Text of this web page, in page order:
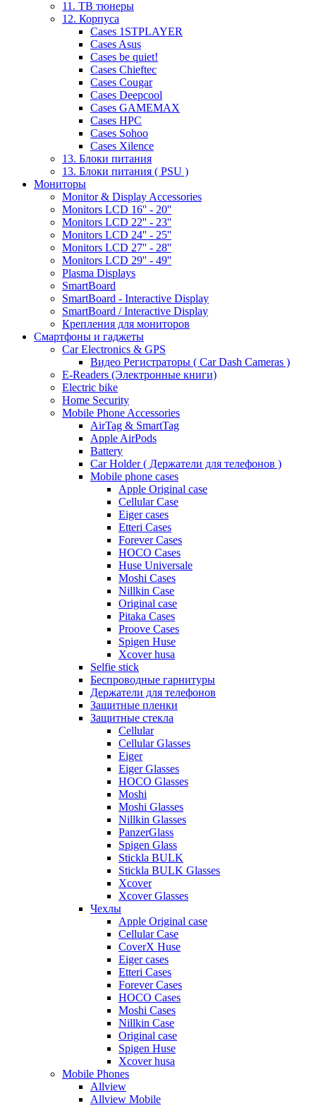
11. ТВ тюнеры
12. Корпуса
Cases 1STPLAYER
Cases Asus
Cases be quiet!
Cases Chieftec
Cases Cougar
Cases Deepcool
Cases GAMEMAX
Cases HPC
Cases Sohoo
Cases Xilence
13. Блоки питания
13. Блоки питания ( PSU )
Мониторы
Monitor & Display Accessories
Monitors LCD 16'' - 20''
Monitors LCD 22'' - 23''
Monitors LCD 24'' - 25''
Monitors LCD 27'' - 28''
Monitors LCD 29'' - 49''
Plasma Displays
SmartBoard
SmartBoard - Interactive Display
SmartBoard / Interactive Display
Крепления для мониторов
Смартфоны и гаджеты
Car Electronics & GPS
Видео Регистраторы ( Car Dash Cameras )
E-Readers (Электронные книги)
Electric bike
Home Security
Mobile Phone Accessories
AirTag & SmartTag
Apple AirPods
Battery
Car Holder ( Держатели для телефонов )
Mobile phone cases
Apple Original case
Cellular Case
Eiger cases
Etteri Cases
Forever Cases
HOCO Cases
Huse Universale
Moshi Cases
Nillkin Case
Original case
Pitaka Cases
Proove Cases
Spigen Huse
Xcover husa
Selfie stick
Беспроводные гарнитуры
Держатели для телефонов
Защитные пленки
Защитные стекла
Cellular
Cellular Glasses
Eiger
Eiger Glasses
HOCO Glasses
Moshi
Moshi Glasses
Nillkin Glasses
PanzerGlass
Spigen Glass
Stickla BULK
Stickla BULK Glasses
Xcover
Xcover Glasses
Чехлы
Apple Original case
Cellular Case
CoverX Huse
Eiger cases
Etteri Cases
Forever Cases
HOCO Cases
Moshi Cases
Nillkin Case
Original case
Spigen Huse
Xcover husa
Mobile Phones
Allview
Allview Mobile